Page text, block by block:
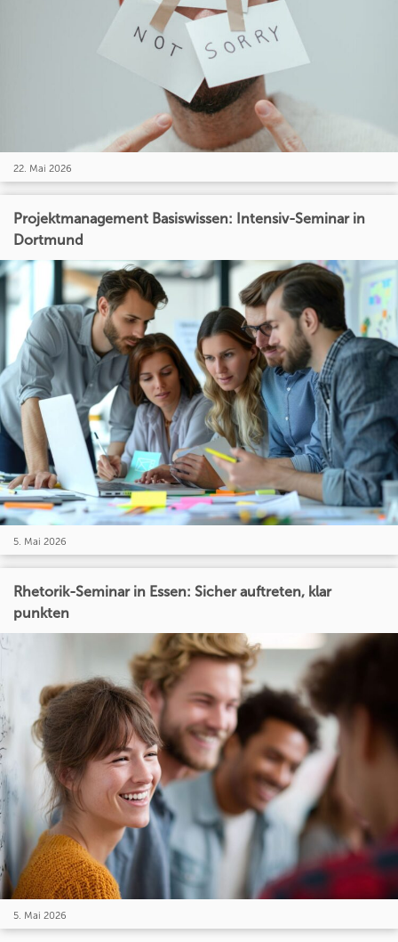
22. Mai 2026
Projektmanagement Basiswissen: Intensiv-Seminar in
Dortmund
5. Mai 2026
Rhetorik-Seminar in Essen: Sicher auftreten, klar
punkten
5. Mai 2026